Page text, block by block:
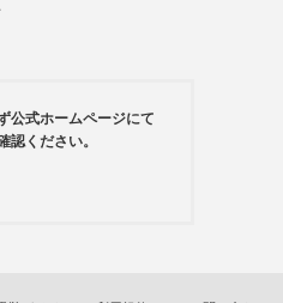
公式ホームページにて
認ください。